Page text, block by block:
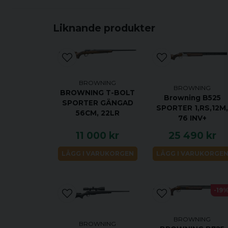
Liknande produkter
BROWNING
BROWNING T-BOLT
SPORTER GÄNGAD
56CM, 22LR
11 000 kr
LÄGG I VARUKORGEN
BROWNING
Browning B525
SPORTER 1,RS,12M,
76 INV+
25 490 kr
LÄGG I VARUKORGEN
BROWNING
BROWNING
-19%